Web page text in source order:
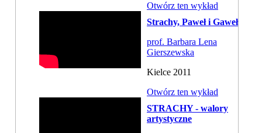
Otwórz ten wykład
Strachy, Paweł i Gaweł
prof. Barbara Lena
Gierszewska
Kielce 2011
Otwórz ten wykład
STRACHY - walory
artystyczne